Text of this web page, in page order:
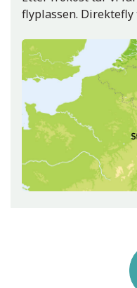
flyplassen.